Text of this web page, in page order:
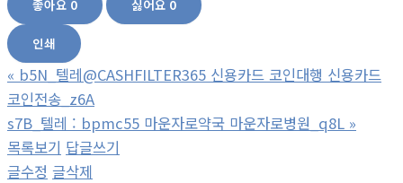
좋아요 0 싫어요 0
인쇄
« b5N_텔레@CASHFILTER365 신용카드 코인대행 신용카드
코인전송_z6A
s7B_텔레 : bpmc55 마운자로약국 마운자로병원_q8L »
목록보기 답글쓰기
글수정 글삭제